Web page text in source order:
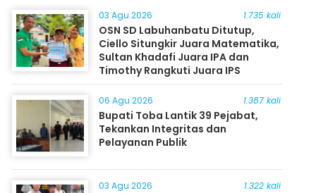
03 Agu 2026 1.735 kali
OSN SD Labuhanbatu Ditutup,
Ciello Situngkir Juara Matematika,
Sultan Khadafi Juara IPA dan
Timothy Rangkuti Juara IPS
06 Agu 2026 1.387 kali
Bupati Toba Lantik 39 Pejabat,
Tekankan Integritas dan
Pelayanan Publik
03 Agu 2026 1.322 kali